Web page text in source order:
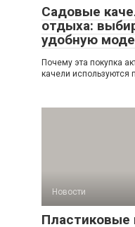
Садовые
отдыха:
удобную
Почему эта покупка
качели используются
Новости
Пластиковые